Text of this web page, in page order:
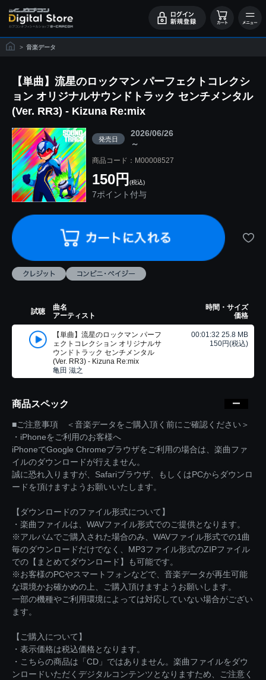
> 音楽データ
【単曲】流星のロックマン パーフェクトコレクシ
ョン オリジナルサウンドトラック センチメンタル
(Ver. RR3) - Kizuna Re:mix
発売日
2026/06/26
～
商品コード：M00008527
150円 (税込)
7ポイント付与
試聴
曲名
アーティスト
時間・サイズ
価格
【単曲】流星のロックマン パーフ
ェクトコレクション オリジナルサ
ウンドトラック センチメンタル
(Ver. RR3) - Kizuna Re:mix
亀田 滋之
00:01:32 25.8 MB
150円(税込)
商品スペック
■ご注意事項 ＜音楽データをご購入頂く前にご確認ください＞
・iPhoneをご利用のお客様へ
iPhoneでGoogle Chromeブラウザをご利用の場合は、楽曲ファ
イルのダウンロードが行えません。
誠に恐れ入りますが、Safariブラウザ、もしくはPCからダウンロ
ードを頂けますようお願いいたします。
【ダウンロードのファイル形式について】
・楽曲ファイルは、WAVファイル形式でのご提供となります。
※アルバムでご購入された場合のみ、WAVファイル形式での1曲
毎のダウンロードだけでなく、MP3ファイル形式のZIPファイル
での【まとめてダウンロード】も可能です。
※お客様のPCやスマートフォンなどで、音楽データが再生可能
な環境かお確かめの上、ご購入頂けますようお願いします。
一部の機種やご利用環境によっては対応していない場合がござい
ます。
【ご購入について】
・表示価格は税込価格となります。
・こちらの商品は「CD」ではありません。楽曲ファイルをダウ
ンロードいただくデジタルコンテンツとなりますため、ご注意く